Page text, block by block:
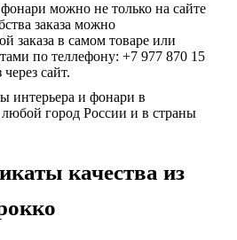
можно не только на сайте
заказа можно
заказа в самом товаре или
по теллефону: +7 977 870 15
сайт.
интерьера и фонари в
город России и в страны
качества из